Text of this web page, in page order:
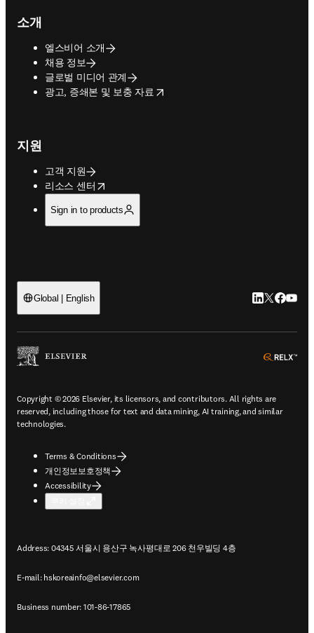
소개
엘스비어 소개
채용 정보
글로벌 미디어 관계
광고, 증쇄본 및 보충 자료
opens in new tab/window
지원
고객 지원
리소스 센터
opens in new tab/window
Sign in to products
Global | English LinkedIn 새
Twitter 새
Copyright © 2026 Elsevier, its licensors, and contributors. All rights are
reserved, including those for text and data mining, AI training, and similar
technologies.
Terms & Conditions
개인정보보호정책
Accessibility
Address: 04345 서울시 용산구 녹사평대로 206 천우빌딩 4층
E-mail: hskoreainfo@elsevier.com
Business number: 101-86-17865